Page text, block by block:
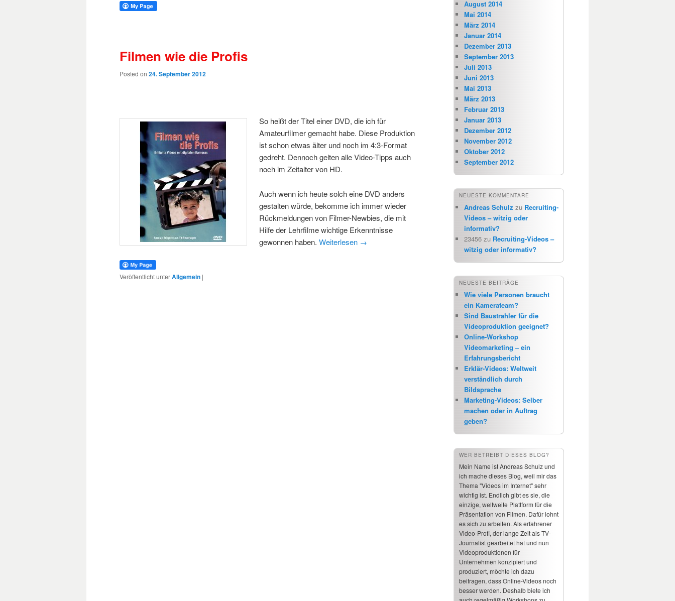
Filmen wie die Profis
Posted on 24. September 2012
So heißt der Titel einer DVD, die ich für
Amateurfilmer gemacht habe. Diese Produktion
ist schon etwas älter und noch im 4:3-Format
gedreht. Dennoch gelten alle Video-Tipps auch
noch im Zeitalter von HD.
Auch wenn ich heute solch eine DVD anders
gestalten würde, bekomme ich immer wieder
Rückmeldungen von Filmer-Newbies, die mit
Hilfe der Lehrfilme wichtige Erkenntnisse
gewonnen haben.Weiterlesen →
Veröffentlicht unterAllgemein |
August 2014
Mai 2014
März 2014
Januar 2014
Dezember 2013
September 2013
Juli 2013
Juni 2013
Mai 2013
März 2013
Februar 2013
Januar 2013
Dezember 2012
November 2012
Oktober 2012
September 2012
NEUESTE KOMMENTARE
Andreas Schulz zu Recruiting-
Videos – witzig oder
informativ?
23456 zu Recruiting-Videos –
witzig oder informativ?
NEUESTE BEITRÄGE
Wie viele Personen braucht
ein Kamerateam?
Sind Baustrahler für die
Videoproduktion geeignet?
Online-Workshop
Videomarketing – ein
Erfahrungsbericht
Erklär-Videos: Weltweit
verständlich durch
Bildsprache
Marketing-Videos: Selber
machen oder in Auftrag
geben?
WER BETREIBT DIESES BLOG?
Mein Name ist Andreas Schulz und
ich mache dieses Blog, weil mir das
Thema "Videos im Internet" sehr
wichtig ist. Endlich gibt es sie, die
einzige, weltweite Plattform für die
Präsentation von Filmen. Dafür lohnt
es sich zu arbeiten. Als erfahrener
Video-Profi, der lange Zeit als TV-
Journalist gearbeitet hat und nun
Videoproduktionen für
Unternehmen konzipiert und
produziert, möchte ich dazu
beitragen, dass Online-Videos noch
besser werden. Deshalb biete ich